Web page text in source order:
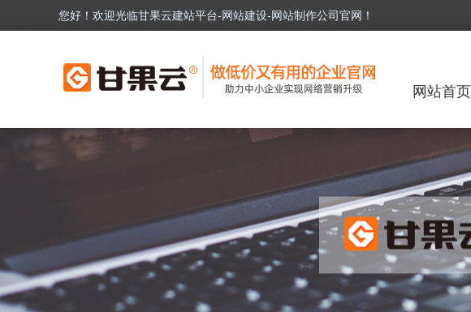
您好！欢迎光临甘果云建站平台-网站建设-网站制作公司官网！
网站首页